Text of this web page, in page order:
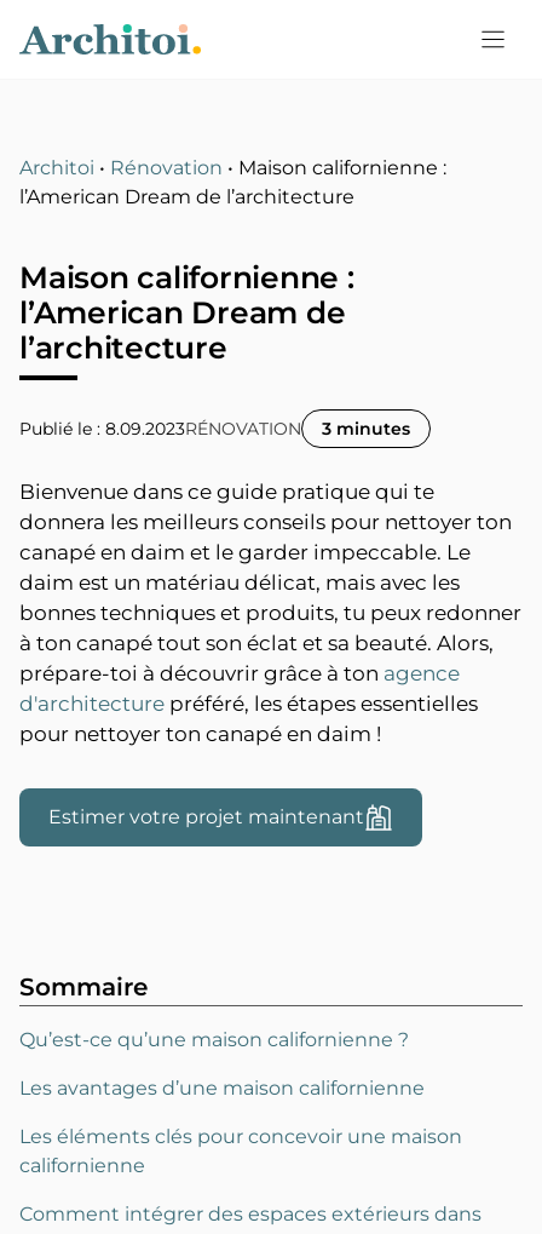
Architoi • Rénovation • Maison californienne :
l’American Dream de l’architecture
Maison californienne :
l’American Dream de
l’architecture
Publié le : 8.09.2023RÉNOVATION 3 minutes
Bienvenue dans ce guide pratique qui te
donnera les meilleurs conseils pour nettoyer ton
canapé en daim et le garder impeccable. Le
daim est un matériau délicat, mais avec les
bonnes techniques et produits, tu peux redonner
à ton canapé tout son éclat et sa beauté. Alors,
prépare-toi à découvrir grâce à ton agence
d'architecture préféré, les étapes essentielles
pour nettoyer ton canapé en daim !
Estimer votre projet maintenant
Sommaire
Qu’est-ce qu’une maison californienne ?
Les avantages d’une maison californienne
Les éléments clés pour concevoir une maison
californienne
Comment intégrer des espaces extérieurs dans